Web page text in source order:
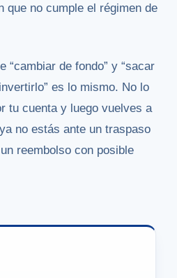
que no cumple el régimen de
“cambiar de fondo” y “sacar
es lo mismo. No lo
tu cuenta y luego vuelves a
no estás ante un traspaso
reembolso con posible